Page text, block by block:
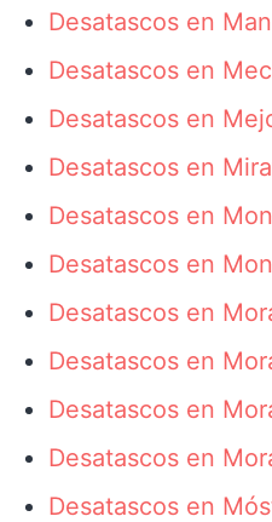
Desatascos en
Desatascos en
Desatascos en
Desatascos en
Desatascos en
Desatascos en
Desatascos en
Desatascos en
Desatascos en
Desatascos en
Desatascos en